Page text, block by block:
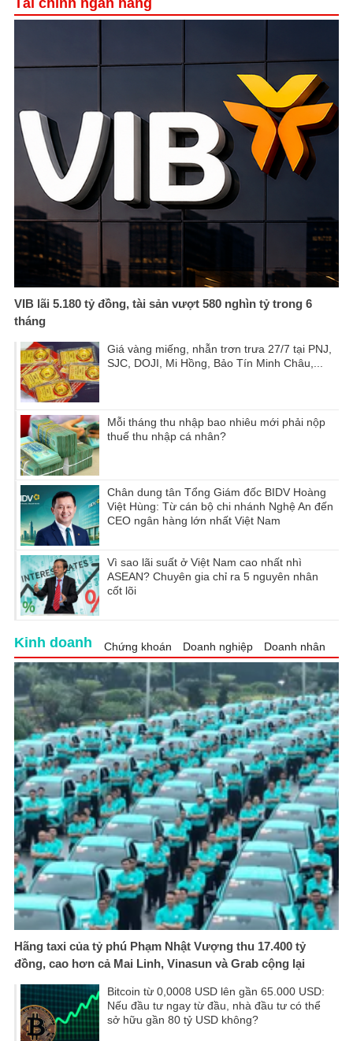
Tài chính ngân hàng
VIB lãi 5.180 tỷ đồng, tài sản vượt 580 nghìn tỷ trong 6
tháng
Giá vàng miếng, nhẫn trơn trưa 27/7 tại PNJ,
SJC, DOJI, Mi Hồng, Bảo Tín Minh Châu,...
Mỗi tháng thu nhập bao nhiêu mới phải nộp
thuế thu nhập cá nhân?
Chân dung tân Tổng Giám đốc BIDV Hoàng
Việt Hùng: Từ cán bộ chi nhánh Nghệ An đến
CEO ngân hàng lớn nhất Việt Nam
Vì sao lãi suất ở Việt Nam cao nhất nhì
ASEAN? Chuyên gia chỉ ra 5 nguyên nhân
cốt lõi
Kinh doanh Chứng khoán Doanh nghiệp Doanh nhân
Hãng taxi của tỷ phú Phạm Nhật Vượng thu 17.400 tỷ
đồng, cao hơn cả Mai Linh, Vinasun và Grab cộng lại
Bitcoin từ 0,0008 USD lên gần 65.000 USD:
Nếu đầu tư ngay từ đầu, nhà đầu tư có thể
sở hữu gần 80 tỷ USD không?